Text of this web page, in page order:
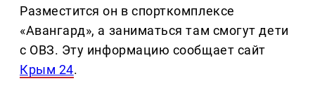
Разместится он в спорткомплексе
«Авангард», а заниматься там смогут дети
с ОВЗ. Эту информацию сообщает сайт
Крым 24.